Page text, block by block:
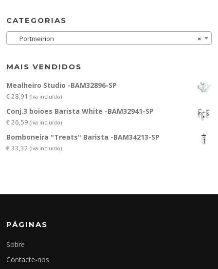
CATEGORIAS
×
Portmeirion
MAIS VENDIDOS
Mealheiro Studio -BAM32896-SP
€28,91 (Iva incluído)
Conj.3 boioes Barista White -BAM32941-SP
€26,59 (Iva incluído)
Bomboneira "Treats" Barista -BAM34213-SP
€33,32 (Iva incluído)
PÁGINAS
Sobre
Contacte-nos